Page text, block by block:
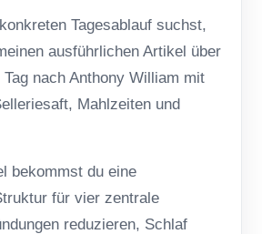
Tagesablauf suchst,
ausführlichen Artikel über
nach Anthony William mit
Mahlzeiten und
bekommst du eine
für vier zentrale
reduzieren, Schlaf